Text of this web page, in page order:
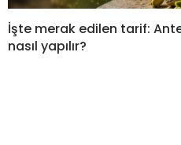
İşte merak edilen tarif:
nasıl yapılır?